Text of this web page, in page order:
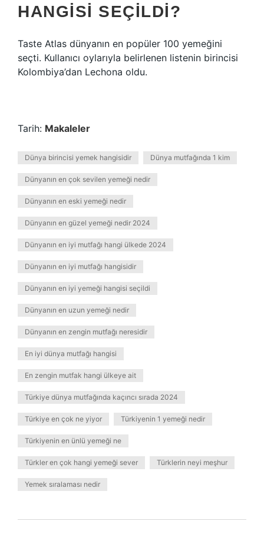
HANGISI SEÇILDI?
Taste Atlas dünyanın en popüler 100 yemeğini
seçti. Kullanıcı oylarıyla belirlenen listenin birincisi
Kolombiya’dan Lechona oldu.
Tarih: Makaleler
Dünya birincisi yemek hangisidir Dünya mutfağında 1 kim
Dünyanın en çok sevilen yemeği nedir
Dünyanın en eski yemeği nedir
Dünyanın en güzel yemeği nedir 2024
Dünyanın en iyi mutfağı hangi ülkede 2024
Dünyanın en iyi mutfağı hangisidir
Dünyanın en iyi yemeği hangisi seçildi
Dünyanın en uzun yemeği nedir
Dünyanın en zengin mutfağı neresidir
En iyi dünya mutfağı hangisi
En zengin mutfak hangi ülkeye ait
Türkiye dünya mutfağında kaçıncı sırada 2024
Türkiye en çok ne yiyor Türkiyenin 1 yemeği nedir
Türkiyenin en ünlü yemeği ne
Türkler en çok hangi yemeği sever Türklerin neyi meşhur
Yemek sıralaması nedir